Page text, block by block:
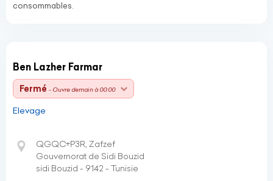
consommables.
Ben Lazher Farmar
Fermé - Ouvre demain à 00:00
Elevage
QGQC+P3R, Zafzef
Gouvernorat de Sidi Bouzid
sidi Bouzid - 9142 - Tunisie